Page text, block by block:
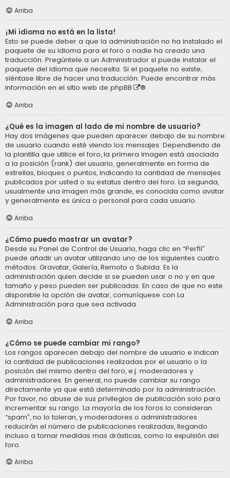
Arriba
¡Mi idioma no está en la lista!
Esto se puede deber a que la administración no ha instalado el
paquete de su idioma para el foro o nadie ha creado una
traducción. Pregúntele a un Administrador si puede instalar el
paquete del idioma que necesita. Si el paquete no existe,
siéntase libre de hacer una traducción. Puede encontrar más
información en el sitio web de phpBB ®
Arriba
¿Qué es la imagen al lado de mi nombre de usuario?
Hay dos imágenes que pueden aparecer debajo de su nombre
de usuario cuando esté viendo los mensajes. Dependiendo de
la plantilla que utilice el foro, la primera imagen está asociada
a la posición (rank) del usuario, generalmente en forma de
estrellas, bloques o puntos, indicando la cantidad de mensajes
publicados por usted o su estatus dentro del foro. La segunda,
usualmente una imagen más grande, es conocida como avatar
y generalmente es única o personal para cada usuario.
Arriba
¿Cómo puedo mostrar un avatar?
Desde su Panel de Control de Usuario, haga clic en “Perfil”
puede añadir un avatar utilizando uno de los siguientes cuatro
métodos: Gravatar, Galería, Remoto o Subida. Es la
administración quien decide si se pueden usar o no y en que
tamaño y peso pueden ser publicadas. En caso de que no este
disponible la opción de avatar, comuníquese con La
Administración para que sea activada.
Arriba
¿Cómo se puede cambiar mi rango?
Los rangos aparecen debajo del nombre de usuario e indican
la cantidad de publicaciones realizadas por el usuario o la
posición del mismo dentro del foro, e.j. moderadores y
administradores. En general, no puede cambiar su rango
directamente ya que está determinado por la administración.
Por favor, no abuse de sus privilegios de publicación solo para
incrementar su rango. La mayoría de los foros lo consideran
“spam”, no lo toleran, y moderadores o administradores
reducirán el número de publicaciones realizadas, llegando
incluso a tomar medidas mas drásticas, como la expulsión del
foro.
Arriba